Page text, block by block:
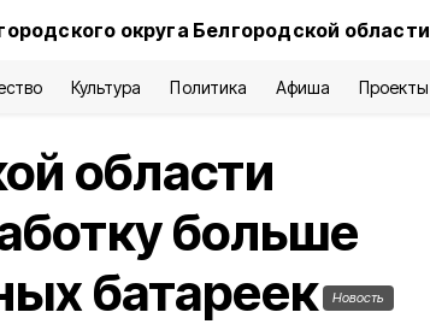
округа Белгородской области
Культура Политика Афиша Проекты
области
больше
батареек
Новость